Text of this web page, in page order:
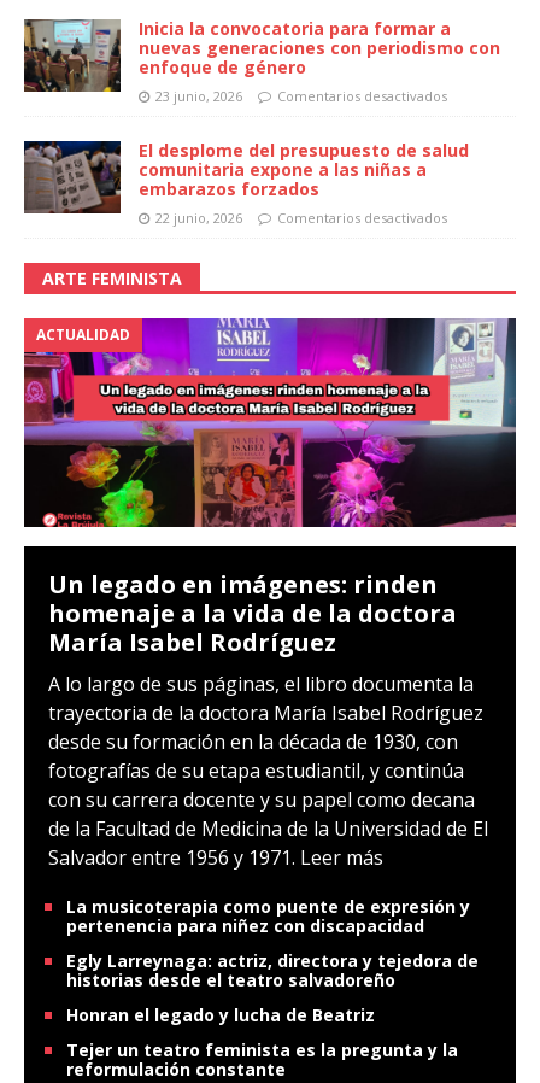
Inicia la convocatoria para formar a
nuevas generaciones con periodismo con
enfoque de género
23 junio, 2026 Comentarios desactivados
El desplome del presupuesto de salud
comunitaria expone a las niñas a
embarazos forzados
22 junio, 2026 Comentarios desactivados
ARTE FEMINISTA
ACTUALIDAD
Un legado en imágenes: rinden
homenaje a la vida de la doctora
María Isabel Rodríguez
A lo largo de sus páginas, el libro documenta la
trayectoria de la doctora María Isabel Rodríguez
desde su formación en la década de 1930, con
fotografías de su etapa estudiantil, y continúa
con su carrera docente y su papel como decana
de la Facultad de Medicina de la Universidad de El
Salvador entre 1956 y 1971. Leer más
La musicoterapia como puente de expresión y
pertenencia para niñez con discapacidad
Egly Larreynaga: actriz, directora y tejedora de
historias desde el teatro salvadoreño
Honran el legado y lucha de Beatriz
Tejer un teatro feminista es la pregunta y la
reformulación constante